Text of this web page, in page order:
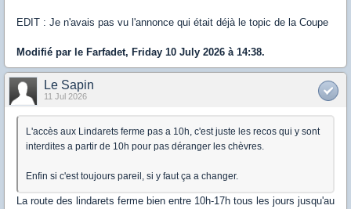
EDIT : Je n'avais pas vu l'annonce qui était déjà le topic de la Coupe
Modifié par le Farfadet, Friday 10 July 2026 à 14:38.
Le Sapin
11 Jul 2026
L'accès aux Lindarets ferme pas a 10h, c'est juste les recos qui y sont
interdites a partir de 10h pour pas déranger les chèvres.
Enfin si c'est toujours pareil, si y faut ça a changer.
La route des lindarets ferme bien entre 10h-17h tous les jours jusqu'au